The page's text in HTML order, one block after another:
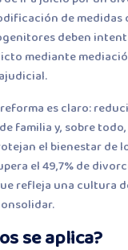
de medidas
deben
mediante
es claro:
familia y, sobre
el bienestar de
el 49,7% de
refleja una cultura
se aplica?